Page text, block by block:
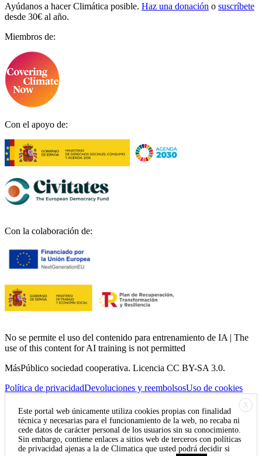
Ayúdanos a hacer Climática posible. Haz una donación o suscríbete
desde 30€ al año.
Miembros de:
Con el apoyo de:
Con la colaboración de:
No se permite el uso del contenido para entrenamiento de IA | The
use of this content for AI training is not permitted
MásPúblico sociedad cooperativa. Licencia CC BY-SA 3.0.
Política de privacidadDevoluciones y reembolsosUso de cookies
X
Este portal web únicamente utiliza cookies propias con finalidad
técnica y necesarias para el funcionamiento de la web, no recaba ni
cede datos de carácter personal de los usuarios sin su conocimiento.
Sin embargo, contiene enlaces a sitios web de terceros con políticas
de privacidad ajenas a la de Climatica que usted podrá decidir si